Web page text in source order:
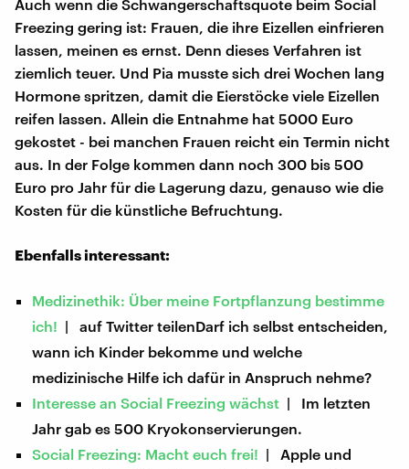
Auch wenn die Schwangerschaftsquote beim Social
Freezing gering ist: Frauen, die ihre Eizellen einfrieren
lassen, meinen es ernst. Denn dieses Verfahren ist
ziemlich teuer. Und Pia musste sich drei Wochen lang
Hormone spritzen, damit die Eierstöcke viele Eizellen
reifen lassen. Allein die Entnahme hat 5000 Euro
gekostet - bei manchen Frauen reicht ein Termin nicht
aus. In der Folge kommen dann noch 300 bis 500
Euro pro Jahr für die Lagerung dazu, genauso wie die
Kosten für die künstliche Befruchtung.
Ebenfalls interessant:
Medizinethik: Über meine Fortpflanzung bestimme
ich! | auf Twitter teilenDarf ich selbst entscheiden,
wann ich Kinder bekomme und welche
medizinische Hilfe ich dafür in Anspruch nehme?
Interesse an Social Freezing wächst | Im letzten
Jahr gab es 500 Kryokonservierungen.
Social Freezing: Macht euch frei! | Apple und